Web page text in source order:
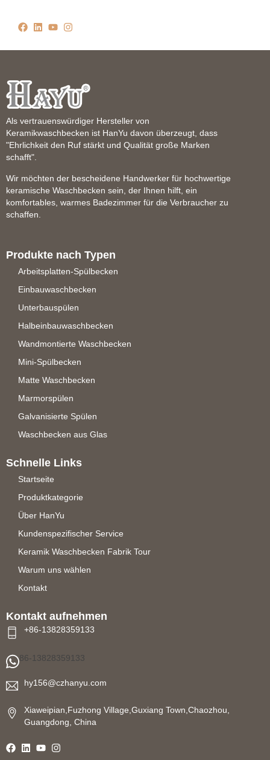
Als vertrauenswürdiger Hersteller von
Keramikwaschbecken ist HanYu davon überzeugt, dass
"Ehrlichkeit den Ruf stärkt und Qualität große Marken
schafft".
Wir möchten der bescheidene Handwerker für hochwertige
keramische Waschbecken sein, der Ihnen hilft, ein
komfortables, warmes Badezimmer für die Verbraucher zu
schaffen.
Produkte nach Typen
Arbeitsplatten-Spülbecken
Einbauwaschbecken
Unterbauspülen
Halbeinbauwaschbecken
Wandmontierte Waschbecken
Mini-Spülbecken
Matte Waschbecken
Marmorspülen
Galvanisierte Spülen
Waschbecken aus Glas
Schnelle Links
Startseite
Produktkategorie
Über HanYu
Kundenspezifischer Service
Keramik Waschbecken Fabrik Tour
Warum uns wählen
Kontakt
Kontakt aufnehmen
+86-13828359133
86-13828359133
hy156@czhanyu.com
Xiaweipian,Fuzhong Village,Guxiang Town,Chaozhou,
Guangdong, China